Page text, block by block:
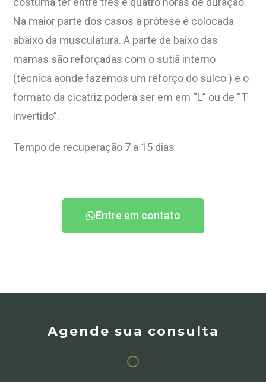
Na maior parte dos casos a prótese é colocada
abaixo da musculatura. A parte de baixo das
mamas são reforçadas com o sutiã interno
(técnica aonde fazemos um reforço do sulco ) e o
formato da cicatriz poderá ser em em “L” ou de “T
invertido”.
Tempo de recuperação 7 a 15 dias
Entre em contato
Agende sua consulta